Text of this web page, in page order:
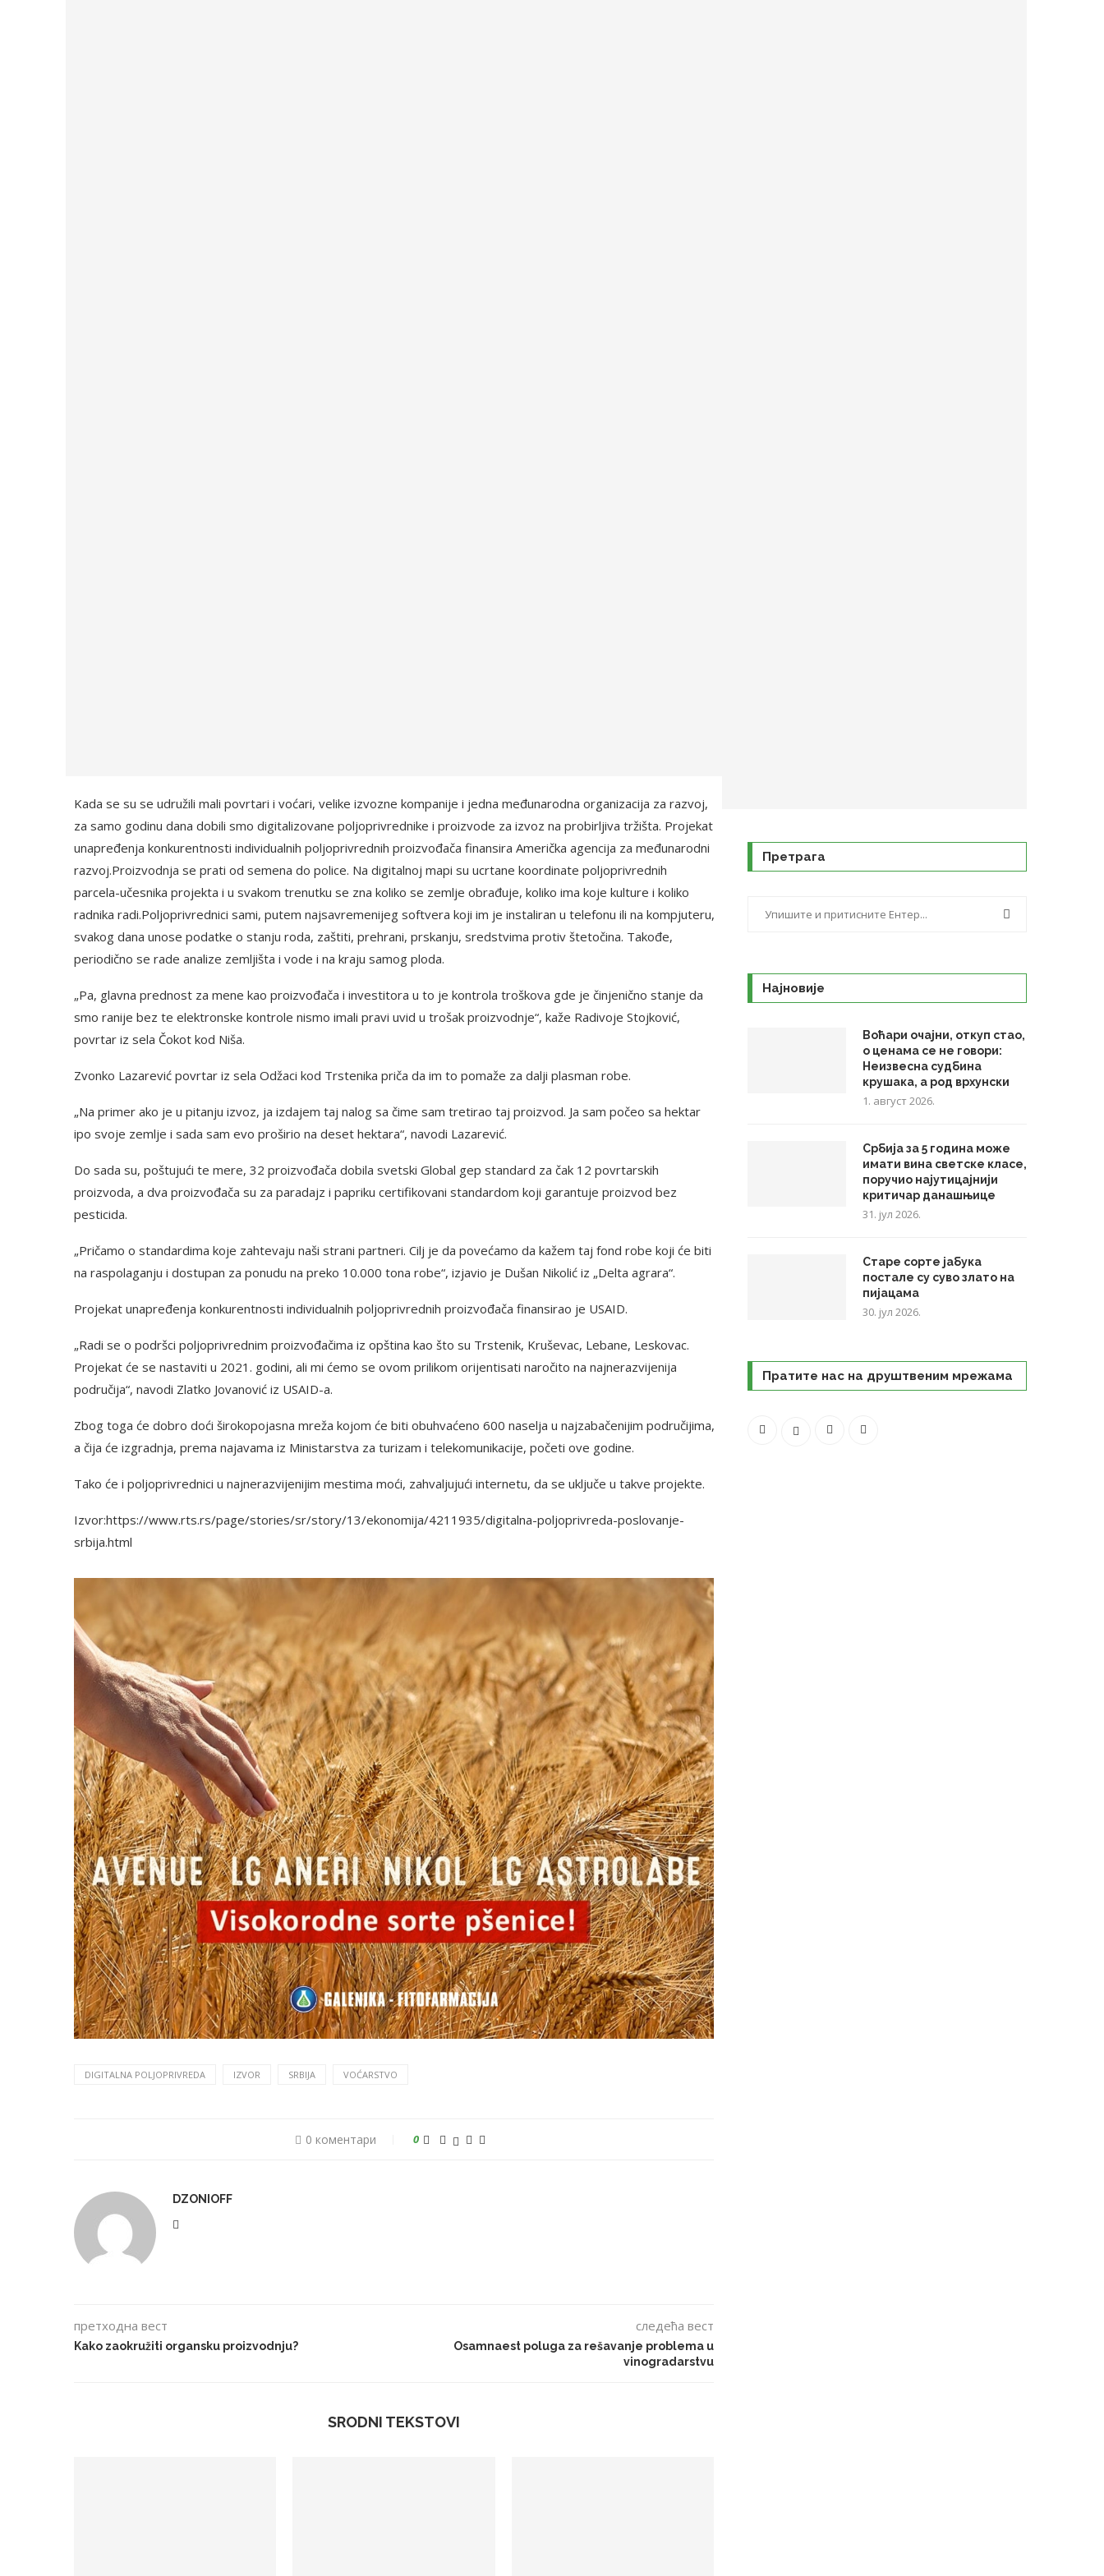
Kada se su se udružili mali povrtari i voćari, velike izvozne kompanije i jedna međunarodna organizacija za razvoj,
za samo godinu dana dobili smo digitalizovane poljoprivrednike i proizvode za izvoz na probirljiva tržišta. Projekat
unapređenja konkurentnosti individualnih poljoprivrednih proizvođača finansira Američka agencija za međunarodni
razvoj.Proizvodnja se prati od semena do police. Na digitalnoj mapi su ucrtane koordinate poljoprivrednih
parcela-učesnika projekta i u svakom trenutku se zna koliko se zemlje obrađuje, koliko ima koje kulture i koliko
radnika radi.Poljoprivrednici sami, putem najsavremenijeg softvera koji im je instaliran u telefonu ili na kompjuteru,
svakog dana unose podatke o stanju roda, zaštiti, prehrani, prskanju, sredstvima protiv štetočina. Takođe,
periodično se rade analize zemljišta i vode i na kraju samog ploda.
„Pa, glavna prednost za mene kao proizvođača i investitora u to je kontrola troškova gde je činjenično stanje da
smo ranije bez te elektronske kontrole nismo imali pravi uvid u trošak proizvodnje“, kaže Radivoje Stojković,
povrtar iz sela Čokot kod Niša.
Zvonko Lazarević povrtar iz sela Odžaci kod Trstenika priča da im to pomaže za dalji plasman robe.
„Na primer ako je u pitanju izvoz, ja izdajem taj nalog sa čime sam tretirao taj proizvod. Ja sam počeo sa hektar
ipo svoje zemlje i sada sam evo proširio na deset hektara“, navodi Lazarević.
Do sada su, poštujući te mere, 32 proizvođača dobila svetski Global gep standard za čak 12 povrtarskih
proizvoda, a dva proizvođača su za paradajz i papriku certifikovani standardom koji garantuje proizvod bez
pesticida.
„Pričamo o standardima koje zahtevaju naši strani partneri. Cilj je da povećamo da kažem taj fond robe koji će biti
na raspolaganju i dostupan za ponudu na preko 10.000 tona robe“, izjavio je Dušan Nikolić iz „Delta agrara“.
Projekat unapređenja konkurentnosti individualnih poljoprivrednih proizvođača finansirao je USAID.
„Radi se o podršci poljoprivrednim proizvođačima iz opština kao što su Trstenik, Kruševac, Lebane, Leskovac.
Projekat će se nastaviti u 2021. godini, ali mi ćemo se ovom prilikom orijentisati naročito na najnerazvijenija
područija“, navodi Zlatko Jovanović iz USAID-a.
Zbog toga će dobro doći širokopojasna mreža kojom će biti obuhvaćeno 600 naselja u najzabačenijim područijima,
a čija će izgradnja, prema najavama iz Ministarstva za turizam i telekomunikacije, početi ove godine.
Tako će i poljoprivrednici u najnerazvijenijim mestima moći, zahvaljujući internetu, da se uključe u takve projekte.
Izvor:https://www.rts.rs/page/stories/sr/story/13/ekonomija/4211935/digitalna-poljoprivreda-poslovanje-
srbija.html
DIGITALNA POLJOPRIVREDA IZVOR SRBIJA VOĆARSTVO
0 коментари 0
DZONIOFF
претходна вест
Kako zaokružiti organsku proizvodnju?
следећа вест
Osamnaest poluga za rešavanje problema u
vinogradarstvu
SRODNI TEKSTOVI
Претрага
Најновије
Воћари очајни, откуп стао,
о ценама се не говори:
Неизвесна судбина
крушака, а род врхунски
1. август 2026.
Србија за 5 година може
имати вина светске класе,
поручио најутицајнији
критичар данашњице
31. јул 2026.
Старе сорте јабука
постале су суво злато на
пијацама
30. јул 2026.
Пратите нас на друштвеним мрежама